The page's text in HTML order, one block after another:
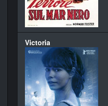
Victoria